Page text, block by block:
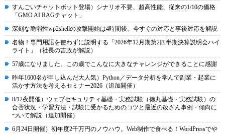
すんごいチャットボット登場）シナリオ不要、超高性能、従来の1/10の価格
「GMO AI RAGチャット」
深刻な脆弱性wp2shellの攻撃開始は4時間後。今すぐの対応と事後対応を解説
名物！専門用語を使わずに説明する「2026年12月期第2四半期決算説明会ハイ
ライト」（社長の吉政が解説）
57歳になりました。この歳でこんなに大きなチャレンジができることに感謝
昨年1600名が申し込んだ大人気）Python／データ分析を学んで副業・起業に
活かす方法を考えるセミナー2026（追加開催）
8/12夜開催）ウェブセキュリティ基礎・実務試験（徳丸基礎・実務試験）の
合否状況・学習方法・試験に受かるためのコツと最近の改ざん事例・傾向に
ついて解説（追加開催）
6月24日開催）初年度2千万円のノウハウ。Web制作で食べる！WordPressでや